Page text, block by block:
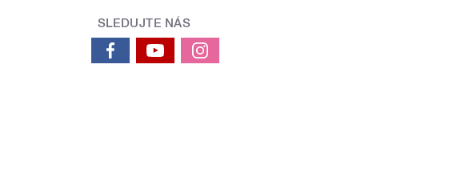
SLEDUJTE NÁS